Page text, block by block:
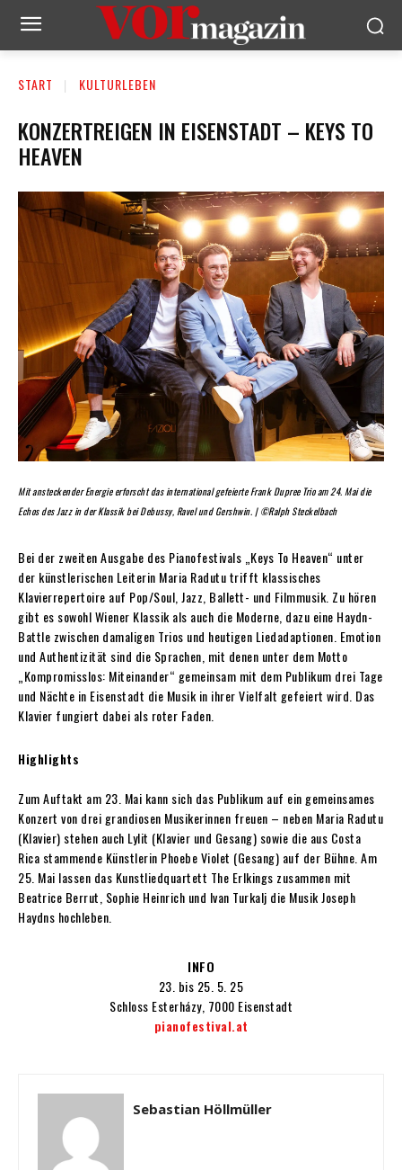
START KULTURLEBEN
KONZERTREIGEN IN EISENSTADT – KEYS TO
HEAVEN
Mit ansteckender Energie erforscht das international gefeierte Frank Dupree Trio am 24. Mai die
Echos des Jazz in der Klassik bei Debussy, Ravel und Gershwin. | ©Ralph Steckelbach
Bei der zweiten Ausgabe des Pianofestivals „Keys To Heaven“ unter
der künstlerischen Leiterin Maria Radutu trifft klassisches
Klavierrepertoire auf Pop/Soul, Jazz, Ballett- und Filmmusik. Zu hören
gibt es sowohl Wiener Klassik als auch die Moderne, dazu eine Haydn-
Battle zwischen damaligen Trios und heutigen Liedadaptionen. Emotion
und Authentizität sind die Sprachen, mit denen unter dem Motto
„Kompromisslos: Miteinander“ gemeinsam mit dem Publikum drei Tage
und Nächte in Eisenstadt die Musik in ihrer Vielfalt gefeiert wird. Das
Klavier fungiert dabei als roter Faden.
Highlights
Zum Auftakt am 23. Mai kann sich das Publikum auf ein gemeinsames
Konzert von drei grandiosen Musikerinnen freuen – neben Maria Radutu
(Klavier) stehen auch Lylit (Klavier und Gesang) sowie die aus Costa
Rica stammende Künstlerin Phoebe Violet (Gesang) auf der Bühne. Am
25. Mai lassen das Kunstliedquartett The Erlkings zusammen mit
Beatrice Berrut, Sophie Heinrich und Ivan Turkalj die Musik Joseph
Haydns hochleben.
INFO
23. bis 25. 5. 25
Schloss Esterházy, 7000 Eisenstadt
pianofestival.at
Sebastian Höllmüller